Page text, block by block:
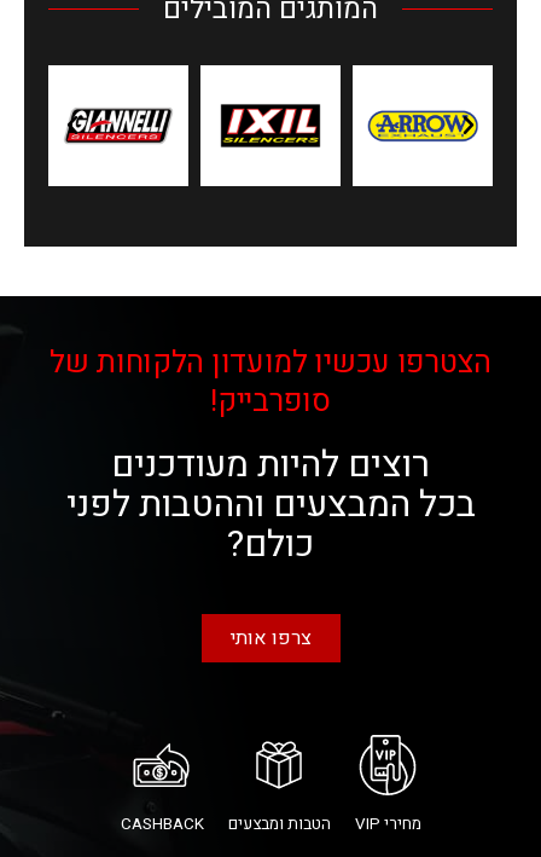
המותגים המובילים
הצטרפו עכשיו למועדון הלקוחות של
סופרבייק!
רוצים להיות מעודכנים
בכל המבצעים וההטבות לפני
כולם?
צרפו אותי
מחירי VIP הטבות ומבצעים CASHBACK